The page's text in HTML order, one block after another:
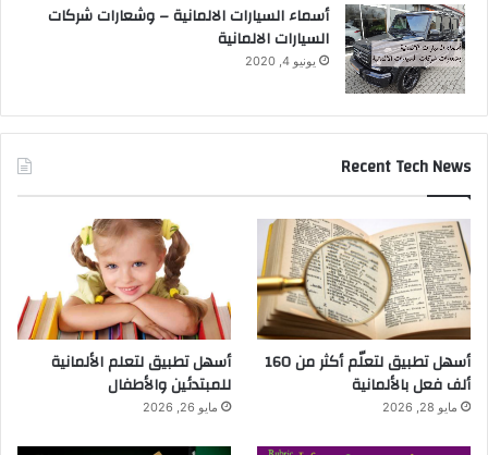
أسماء السيارات الالمانية – وشعارات شركات
السيارات الالمانية
يونيو 4, 2020
Recent Tech News
أسهل تطبيق لتعلّم أكثر من 160
ألف فعل بالألمانية
مايو 28, 2026
أسهل تطبيق لتعلم الألمانية
للمبتدئين والأطفال
مايو 26, 2026